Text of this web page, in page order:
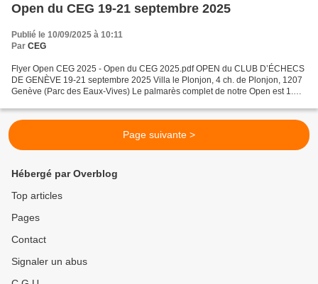
Open du CEG 19-21 septembre 2025
Publié le 10/09/2025 à 10:11
Par CEG
Flyer Open CEG 2025 - Open du CEG 2025.pdf OPEN du CLUB D’ÉCHECS
DE GENÈVE 19-21 septembre 2025 Villa le Plonjon, 4 ch. de Plonjon, 1207
Genève (Parc des Eaux-Vives) Le palmarès complet de notre Open est 1.
Page suivante >
Hébergé par Overblog
Top articles
Pages
Contact
Signaler un abus